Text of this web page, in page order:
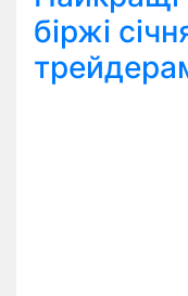
біржі